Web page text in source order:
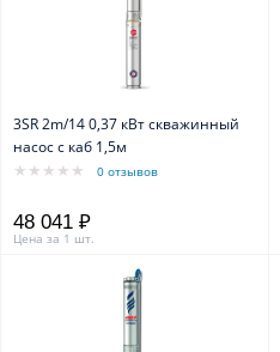
3SR 2m/14 0,37 кВт скважинный
насос с каб 1,5м
0 отзывов
48 041 ₽
Цена за 1 шт.